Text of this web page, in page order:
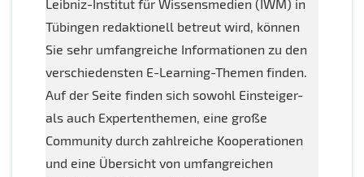
Leibniz-Institut für Wissensmedien (IWM) in
Tübingen redaktionell betreut wird, können
Sie sehr umfangreiche Informationen zu den
verschiedensten E-Learning-Themen finden.
Auf der Seite finden sich sowohl Einsteiger-
als auch Expertenthemen, eine große
Community durch zahlreiche Kooperationen
und eine Übersicht von umfangreichen